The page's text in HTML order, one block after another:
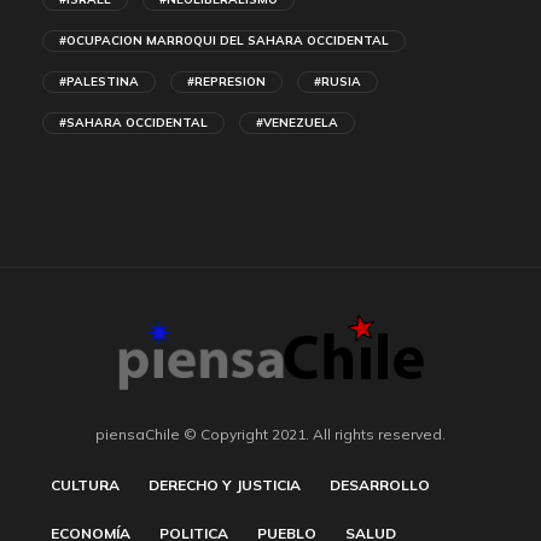
#OCUPACION MARROQUI DEL SAHARA OCCIDENTAL
#PALESTINA #REPRESION #RUSIA
#SAHARA OCCIDENTAL #VENEZUELA
piensaChile © Copyright 2021. All rights reserved.
CULTURA DERECHO Y JUSTICIA DESARROLLO
ECONOMÍA POLITICA PUEBLO SALUD